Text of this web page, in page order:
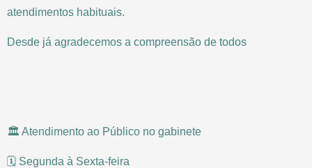
atendimentos habituais.
Desde já agradecemos a compreensão de todos
🏛️ Atendimento ao Público no gabinete
🗓️ Segunda à Sexta-feira